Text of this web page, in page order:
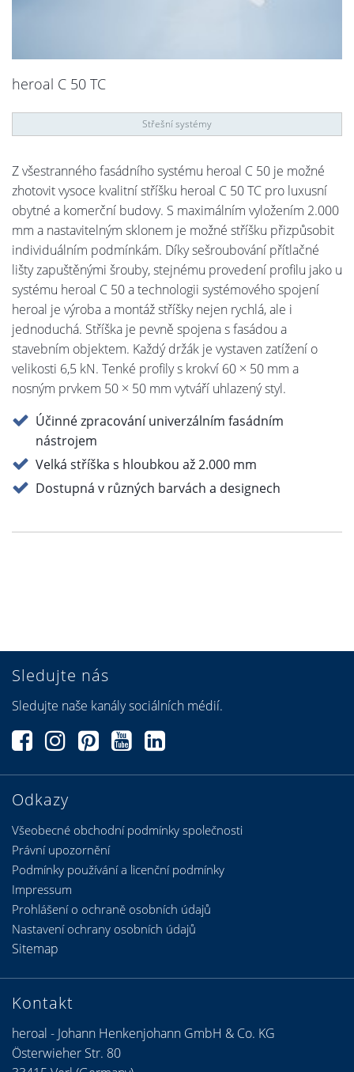
heroal C 50 TC
Střešní systémy
Z všestranného fasádního systému heroal C 50 je možné
zhotovit vysoce kvalitní stříšku heroal C 50 TC pro luxusní
obytné a komerční budovy. S maximálním vyložením 2.000
mm a nastavitelným sklonem je možné stříšku přizpůsobit
individuálním podmínkám. Díky sešroubování přítlačné
lišty zapuštěnými šrouby, stejnému provedení profilu jako u
systému heroal C 50 a technologii systémového spojení
heroal je výroba a montáž stříšky nejen rychlá, ale i
jednoduchá. Stříška je pevně spojena s fasádou a
stavebním objektem. Každý držák je vystaven zatížení o
velikosti 6,5 kN. Tenké profily s krokví 60 × 50 mm a
nosným prvkem 50 × 50 mm vytváří uhlazený styl.
Účinné zpracování univerzálním fasádním
nástrojem
Velká stříška s hloubkou až 2.000 mm
Dostupná v různých barvách a designech
Odkazy
Všeobecné obchodní podmínky společnosti
Právní upozornění
Podmínky používání a licenční podmínky
Sledujte nás
Sledujte naše kanály sociálních médií.
Kontakt
heroal - Johann Henkenjohann GmbH & Co. KG
Österwieher Str. 80
Impressum
Prohlášení o ochraně osobních údajů
Nastavení ochrany osobních údajů
Sitemap